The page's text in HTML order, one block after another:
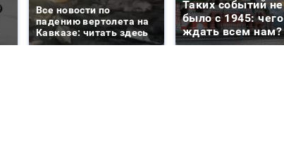
Все новости по
падению вертолета на
Кавказе: читать здесь
Таких событий не
было с 1945: чего
ждать всем нам?